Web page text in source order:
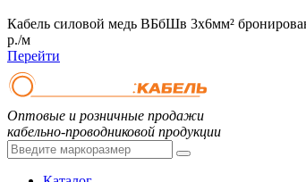
Кабель силовой медь ВБбШв 3x6мм²
р./м
Перейти
Оптовые и розничные продажи
кабельно-проводниковой продукции